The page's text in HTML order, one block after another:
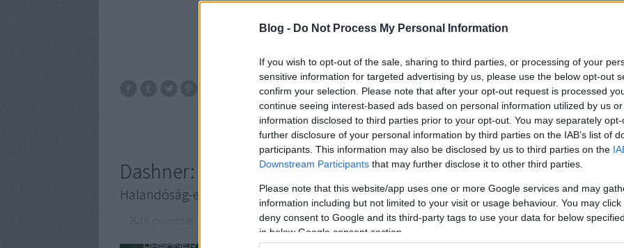
Blog - Do Not Process My Personal Information
If you wish to opt-out of the sale, sharing to third parties, or processing of your
sensitive information for targeted advertising by us, please use the below opt-out
confirm your selection. Please note that after your opt-out request is processed
continue seeing interest-based ads based on personal information utilized by us
information disclosed to third parties prior to your opt-out. You may separately
further disclosure of your personal information by third parties on the IAB’s list of
participants. This information may also be disclosed by us to third parties on the
Downstream Participants that may further disclose it to other third parties.
Please note that this website/app uses one or more Google services and may
information including but not limited to your visit or usage behaviour. You may
deny consent to Google and its third-party tags to use your data for below
in below Google consent section.
TOVÁBB
Szólj hozzá!
Idézet Joanne Harris Gaiman Sanderson Dashner Zentner Owens Genki
Strohm
Dashner: Életre-halálra
Halandóság-elv 3.
Awad